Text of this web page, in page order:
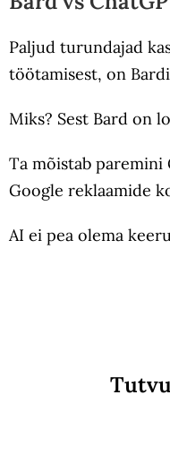
Paljud turundajad
töötamisest, on
Miks? Sest Bard on
Ta mõistab paremini
Google reklaamide
AI ei pea olema